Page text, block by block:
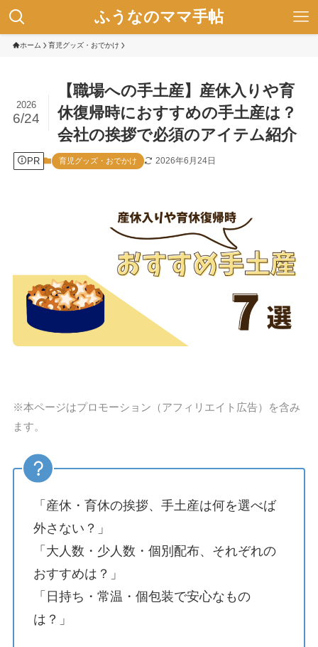
ふうなのママ手帖
ホーム 育児グッズ・おでかけ
【職場への手土産】産休入りや育
休復帰時におすすめの手土産は？
会社の挨拶で必須のアイテム紹介
2026
6/24
PR 育児グッズ・おでかけ 2026年6月24日
※本ページはプロモーション（アフィリエイト広告）を含み
ます。
「産休・育休の挨拶、手土産は何を選べば
外さない？」
「大人数・少人数・個別配布、それぞれの
おすすめは？」
「日持ち・常温・個包装で安心なもの
は？」